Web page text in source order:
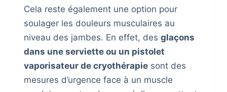
Cela reste également une option pour
soulager les douleurs musculaires au
niveau des jambes. En effet, des glaçons
dans une serviette ou un pistolet
vaporisateur de cryothérapiesont des
mesures d’urgence face à un muscle